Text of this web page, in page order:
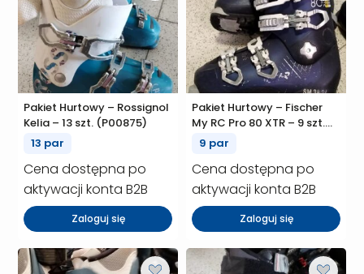
Pakiet Hurtowy – Rossignol
Kelia – 13 szt. (P00875)
13 par
Cena dostępna po
aktywacji konta B2B
Zaloguj się
Pakiet Hurtowy – Fischer
My RC Pro 80 XTR – 9 szt.
(P00861)
9 par
Cena dostępna po
aktywacji konta B2B
Zaloguj się